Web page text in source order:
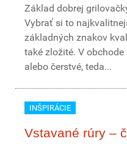
Základ dobrej
Vybrať si to
základných znakov
také zložité. V
alebo čerstvé, teda...
INŠPIRÁCIE
Vstavané rúry –